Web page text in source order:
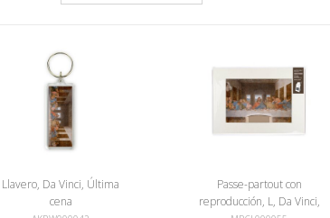
Llavero, Da Vinci, Última
cena
Passe-partout con
reproducción, L, Da Vinci,